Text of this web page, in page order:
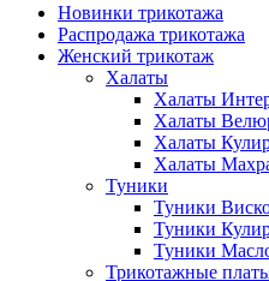
Новинки трикотажа
Распродажа трикотажа
Женский трикотаж
Халаты
Халаты
Халаты
Халаты
Халаты
Туники
Туники
Туники
Туники
Трикотажные